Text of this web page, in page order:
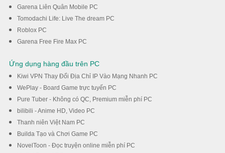
Garena Liên Quân Mobile PC
Tomodachi Life: Live The dream PC
Roblox PC
Garena Free Fire Max PC
Ứng dụng hàng đầu trên PC
Kiwi VPN Thay Đổi Địa Chỉ IP Vào Mạng Nhanh PC
WePlay - Board Game trực tuyến PC
Pure Tuber - Không có QC, Premium miễn phí PC
bilibili - Anime HD, Video PC
Thanh niên Việt Nam PC
Builda Tạo và Chơi Game PC
NovelToon - Đọc truyện online miễn phí PC